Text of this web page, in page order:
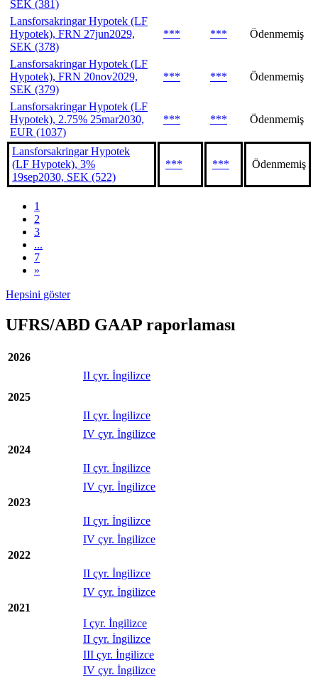
SEK (381)
Lansforsakringar Hypotek (LF
Hypotek), FRN 27jun2029,
SEK (378)
*** *** Ödenmemiş
Lansforsakringar Hypotek (LF
Hypotek), FRN 20nov2029,
SEK (379)
*** *** Ödenmemiş
Lansforsakringar Hypotek (LF
Hypotek), 2.75% 25mar2030,
EUR (1037)
*** *** Ödenmemiş
Lansforsakringar Hypotek
(LF Hypotek), 3%
19sep2030, SEK (522)
*** *** Ödenmemiş
1
2
3
...
7
»
Hepsini göster
UFRS/ABD GAAP raporlaması
2026
II çyr. İngilizce
2025
II çyr. İngilizce
IV çyr. İngilizce
2024
II çyr. İngilizce
IV çyr. İngilizce
2023
II çyr. İngilizce
IV çyr. İngilizce
2022
II çyr. İngilizce
IV çyr. İngilizce
2021
I çyr. İngilizce
II çyr. İngilizce
III çyr. İngilizce
IV çyr. İngilizce